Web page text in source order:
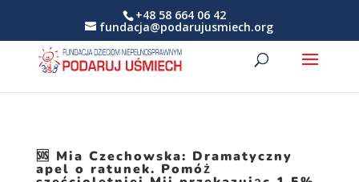
+48 58 664 06 42
fundacja@podarujusmiech.org
🆘 Mia Czechowska: Dramatyczny
apel o ratunek. Pomóż